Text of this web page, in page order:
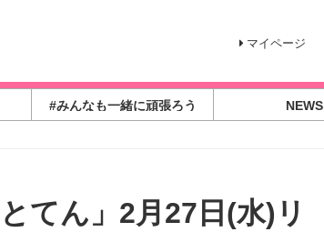
マイページ
#みんなも一緒に頑張ろう
NEWS
てん」2月27日(水)リ